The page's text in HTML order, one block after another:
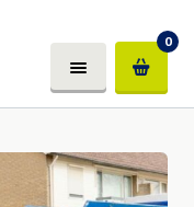
0